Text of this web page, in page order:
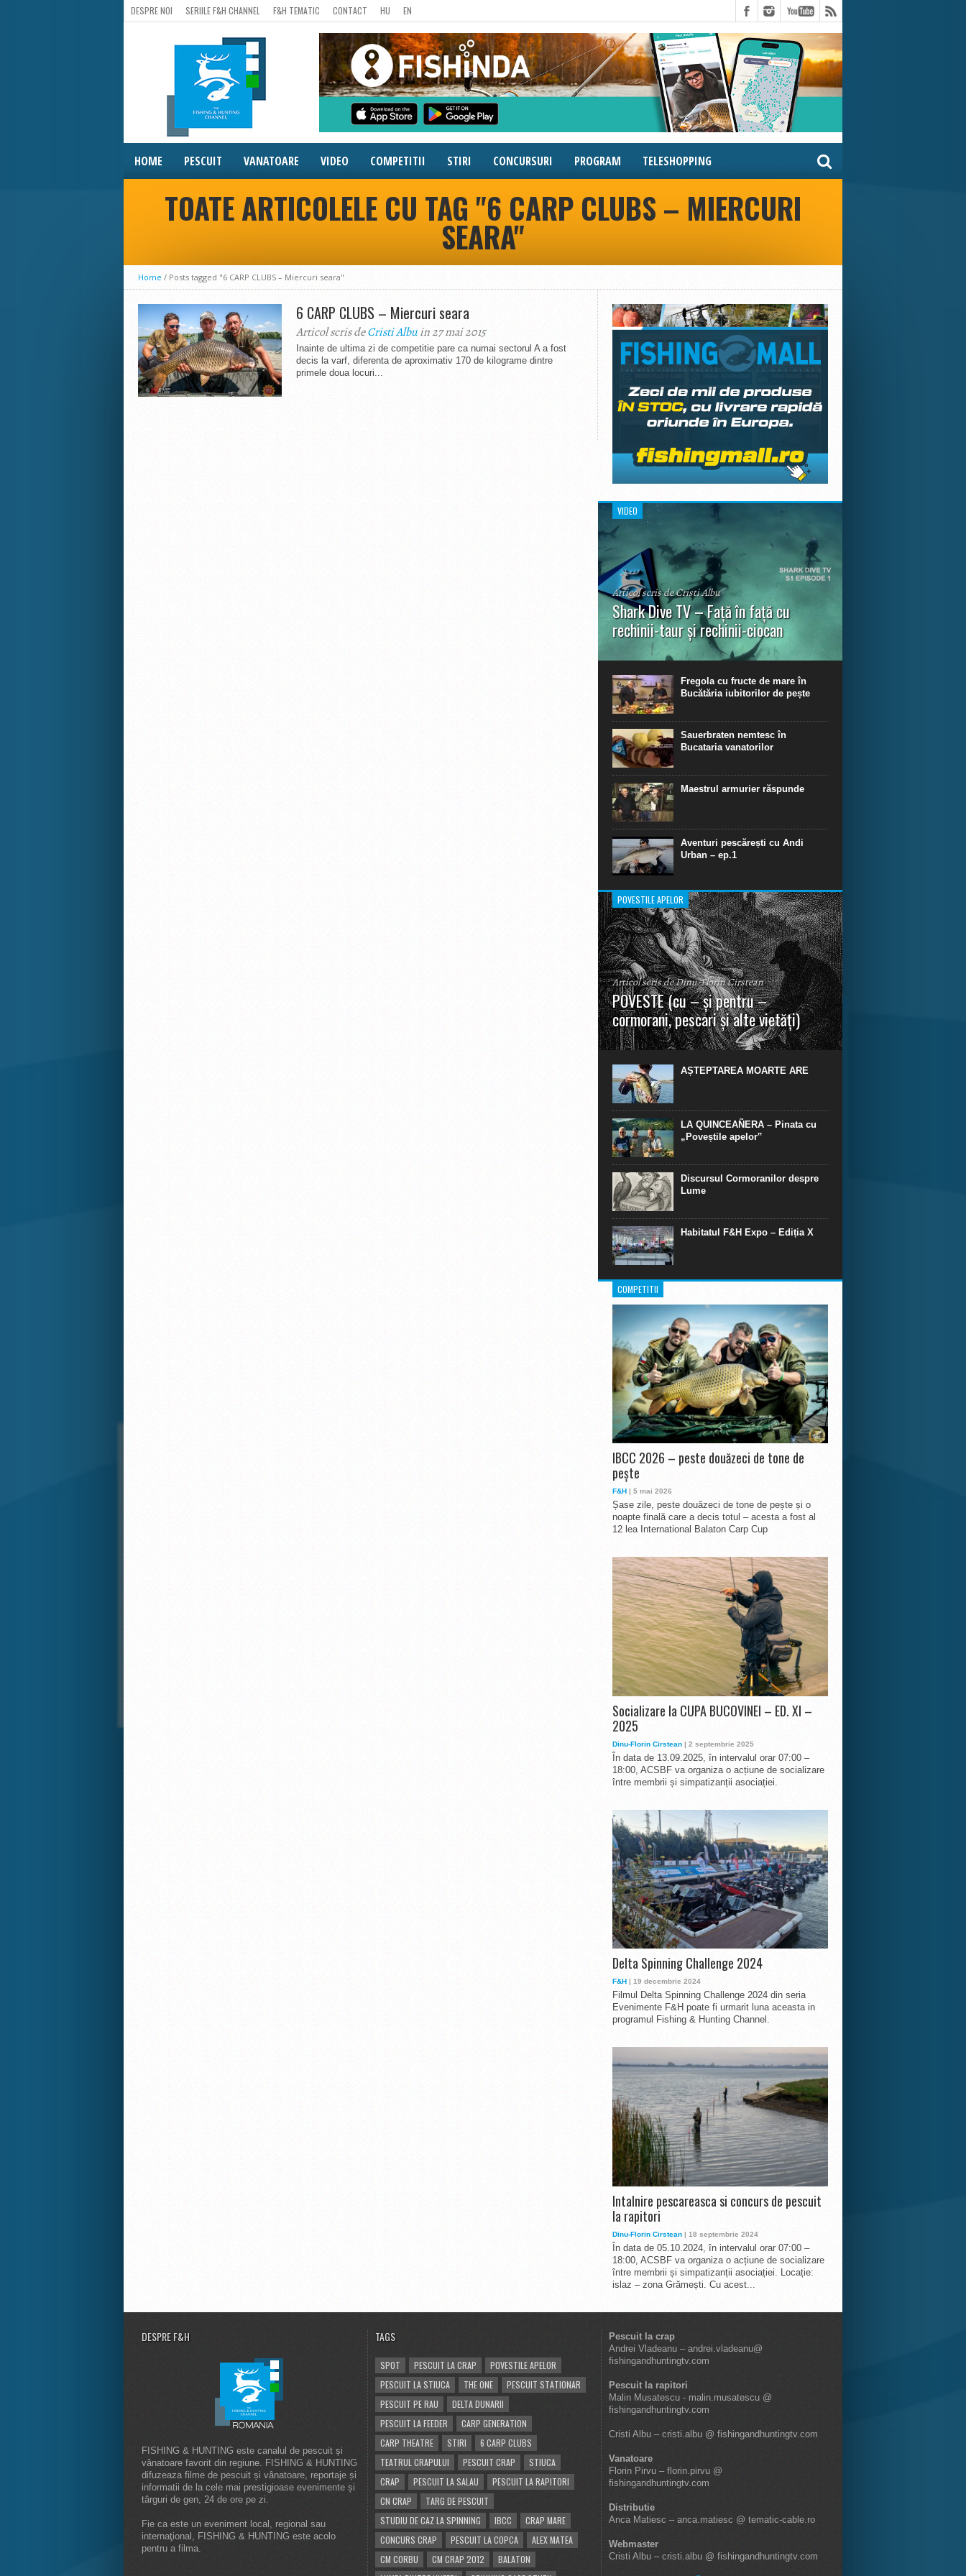
DESPRE NOI SERIILE F&H CHANNEL F&H TEMATIC CONTACT HU EN
HOME PESCUIT VANATOARE VIDEO COMPETITII STIRI CONCURSURI PROGRAM TELESHOPPING
TOATE ARTICOLELE CU TAG "6 CARP CLUBS – MIERCURI
SEARA"
Home / Posts tagged "6 CARP CLUBS – Miercuri seara"
6 CARP CLUBS – Miercuri seara
Articol scris deCristi Albuin 27 mai 2015
Inainte de ultima zi de competitie pare ca numai sectorul A a fost
decis la varf, diferenta de aproximativ 170 de kilograme dintre
primele doua locuri...
VIDEO
Articol scris de Cristi Albu
Shark Dive TV – Față în față cu
rechinii-taur și rechinii-ciocan
În primul episod din Shark Dive TV, telespectatorii
extraordinare de scufundare cu rechini.
Fregola cu fructe de mare în
Bucătăria iubitorilor de pește
Sauerbraten nemtesc în
Bucataria vanatorilor
Maestrul armurier răspunde
Aventuri pescărești cu Andi
Urban – ep.1
POVESTILE APELOR
Articol scris de Dinu-Florin Cirstean
POVESTE (cu – și pentru –
cormorani, pescari și alte vietăți)
”La urma urmei, cred că legendele și miturile sunt
în mare parte făcute din „adevăr”.“ R. R. Tolkien.
AȘTEPTAREA MOARTE ARE
LA QUINCEAÑERA – Pinata cu
„Poveștile apelor‟
Discursul Cormoranilor despre
Lume
Habitatul F&H Expo – Ediția X
COMPETITII
IBCC 2026 – peste douăzeci de tone de
pește
F&H | 5 mai 2026
Șase zile, peste douăzeci de tone de pește și o
noapte finală care a decis totul – acesta a fost al
12 lea International Balaton Carp Cup
Socializare la CUPA BUCOVINEI – ED. XI –
2025
Dinu-Florin Cirstean | 2 septembrie 2025
În data de 13.09.2025, în intervalul orar 07:00 –
18:00, ACSBF va organiza o acțiune de socializare
între membrii și simpatizanții asociației.
Delta Spinning Challenge 2024
F&H | 19 decembrie 2024
Filmul Delta Spinning Challenge 2024 din seria
Evenimente F&H poate fi urmarit luna aceasta in
programul Fishing & Hunting Channel.
Intalnire pescareasca si concurs de pescuit
la rapitori
Dinu-Florin Cirstean | 18 septembrie 2024
În data de 05.10.2024, în intervalul orar 07:00 –
18:00, ACSBF va organiza o acțiune de socializare
între membrii și simpatizanții asociației. Locație:
islaz – zona Grămești. Cu acest...
DESPRE F&H
FISHING & HUNTING este canalul de pescuit și
vânatoare favorit din regiune. FISHING & HUNTING
difuzeaza filme de pescuit și vânatoare, reportaje și
informatii de la cele mai prestigioase evenimente și
târguri de gen, 24 de ore pe zi.
Fie ca este un eveniment local, regional sau
internaţional, FISHING & HUNTING este acolo
pentru a filma.
TAGS
SPOT PESCUIT LA CRAP
POVESTILE APELOR
PESCUIT LA STIUCA
THE ONE
PESCUIT STATIONAR
PESCUIT PE RAU
DELTA DUNARII
PESCUIT LA FEEDER
CARP GENERATION
CARP THEATRE
STIRI
6 CARP CLUBS
TEATRUL CRAPULUI
PESCUIT CRAP
STIUCA
CRAP
PESCUIT LA SALAU
PESCUIT LA RAPITORI
CN CRAP
TARG DE PESCUIT
STUDIU DE CAZ LA SPINNING
IBCC
CRAP MARE
CONCURS CRAP
PESCUIT LA COPCA
ALEX MATEA
CM CORBU
CM CRAP 2012
BALATON
Pescuit la crap
Andrei Vladeanu – andrei.vladeanu@
fishingandhuntingtv.com
Pescuit la rapitori
Malin Musatescu - malin.musatescu @
fishingandhuntingtv.com
Cristi Albu – cristi.albu @ fishingandhuntingtv.com
Vanatoare
Florin Pirvu – florin.pirvu @
fishingandhuntingtv.com
Distributie
Anca Matiesc – anca.matiesc @ tematic-cable.ro
Webmaster
Cristi Albu – cristi.albu @ fishingandhuntingtv.com